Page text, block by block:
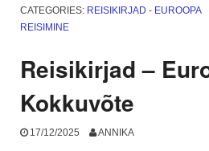
CATEGORIES: REISIKIRJAD - EUROOPA
REISIMINE
Reisikirjad –
Kokkuvõte
17/12/2025 ANNIKA